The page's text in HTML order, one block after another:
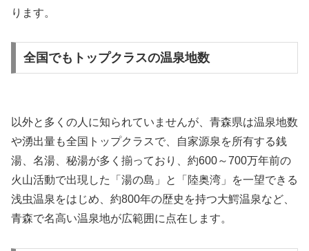
ります。
全国でもトップクラスの温泉地数
以外と多くの人に知られていませんが、青森県は温泉地数
や湧出量も全国トップクラスで、自家源泉を所有する銭
湯、名湯、秘湯が多く揃っており、約600～700万年前の
火山活動で出現した「湯の島」と「陸奥湾」を一望できる
浅虫温泉をはじめ、約800年の歴史を持つ大鰐温泉など、
青森で名高い温泉地が広範囲に点在します。